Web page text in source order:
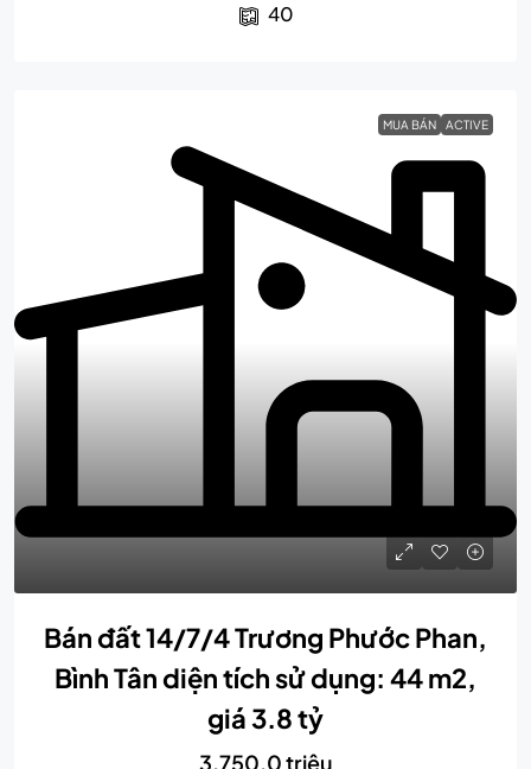
40
MUA BÁN ACTIVE
Bán đất 14/7/4 Trương Phước Phan,
Bình Tân diện tích sử dụng: 44 m2,
giá 3.8 tỷ
3,750.0 triệu